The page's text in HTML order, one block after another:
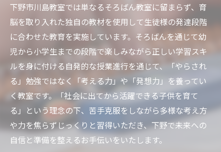
下野市川島教室では単なるそろばん教室に留まらず、育
脳を取り入れた独自の教材を使用して生徒様の発達段階
に合わせた教育を実施しています。そろばんを通じて幼
児から小学生までの段階で楽しみながら正しい学習スキ
ルを身に付ける自発的な授業進行を通じて、「やらされ
る」勉強ではなく「考える力」や「発想力」を養ってい
く教室です。「社会に出てから活躍できる子供を育て
る」という理念の下、苦手克服をしながら多様な考え方
や力を焦らずじっくりと習得いただき、下野で未来への
自信と準備を整えるお手伝いをいたします。